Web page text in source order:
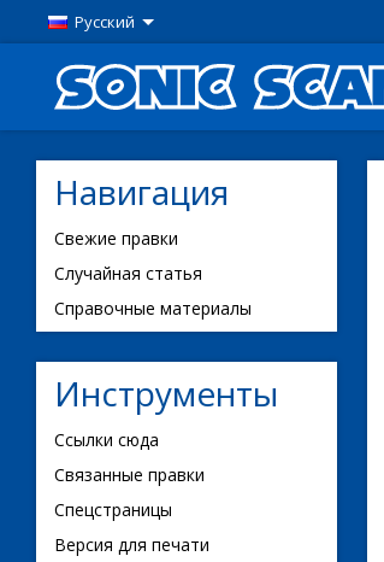
Русский
Навигация
Свежие правки
Случайная статья
Справочные материалы
Инструменты
Ссылки сюда
Связанные правки
Спецстраницы
Версия для печати